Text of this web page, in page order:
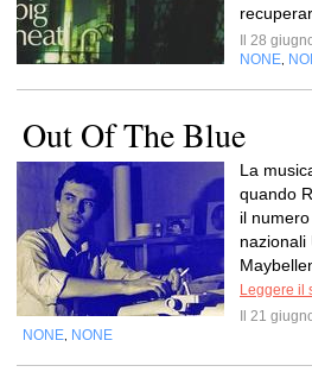
Il 28
NONE
Out Of The Blue
La
quando
il
nazionali
Leggere il
Il 21
NONE NONE